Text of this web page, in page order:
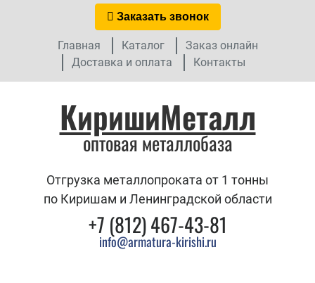
Заказать звонок
Главная Каталог
Заказ онлайн
Доставка и оплата
Контакты
КиришиМеталл
оптовая металлобаза
Отгрузка металлопроката от 1 тонны
по Киришам и Ленинградской области
+7 (812) 467-43-81
info@armatura-kirishi.ru